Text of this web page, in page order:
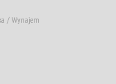
/ Wynajem